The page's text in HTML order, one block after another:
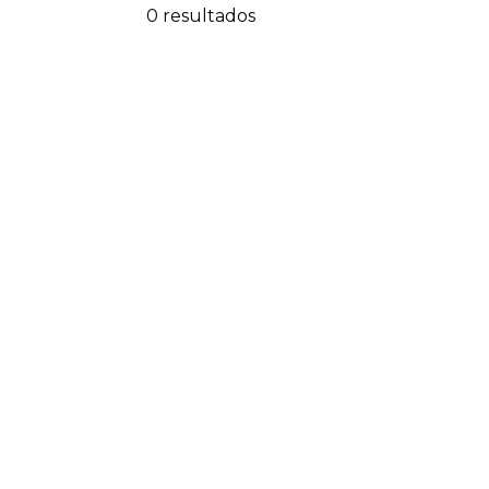
0 resultados